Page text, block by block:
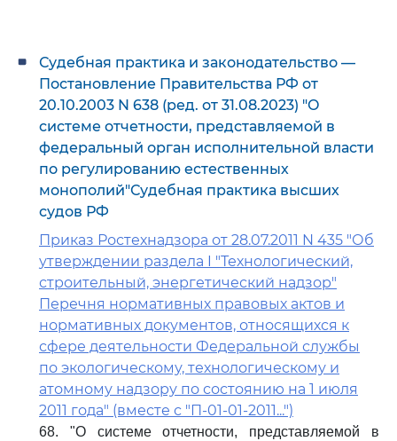
Судебная практика и законодательство —
Постановление Правительства РФ от
20.10.2003 N 638 (ред. от 31.08.2023) "О
системе отчетности, представляемой в
федеральный орган исполнительной власти
по регулированию естественных
монополий"Судебная практика высших
судов РФ
Приказ Ростехнадзора от 28.07.2011 N 435 "Об
утверждении раздела I "Технологический,
строительный, энергетический надзор"
Перечня нормативных правовых актов и
нормативных документов, относящихся к
сфере деятельности Федеральной службы
по экологическому, технологическому и
атомному надзору по состоянию на 1 июля
2011 года" (вместе с "П-01-01-2011...")
68. "О системе отчетности, представляемой в